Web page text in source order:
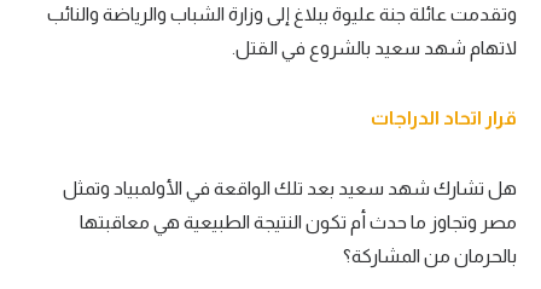
وتقدمت عائلة جنة عليوة ببلاغ إلى وزارة الشباب والرياضة والنائب
لاتهام شهد سعيد بالشروع في القتل.
قرار اتحاد الدراجات
هل تشارك شهد سعيد بعد تلك الواقعة في الأولمبياد وتمثل
مصر وتجاوز ما حدث أم تكون النتيجة الطبيعية هي معاقبتها
بالحرمان من المشاركة؟